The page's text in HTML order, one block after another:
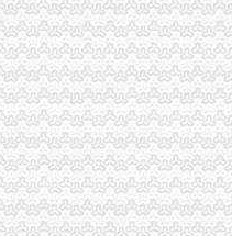
安全网（Www.HackDos.
/年-深圳58同城
司】价格_厂家_图片-Hc
_图片-Hc360慧聪网
地址】-公司注册-南京赶集网